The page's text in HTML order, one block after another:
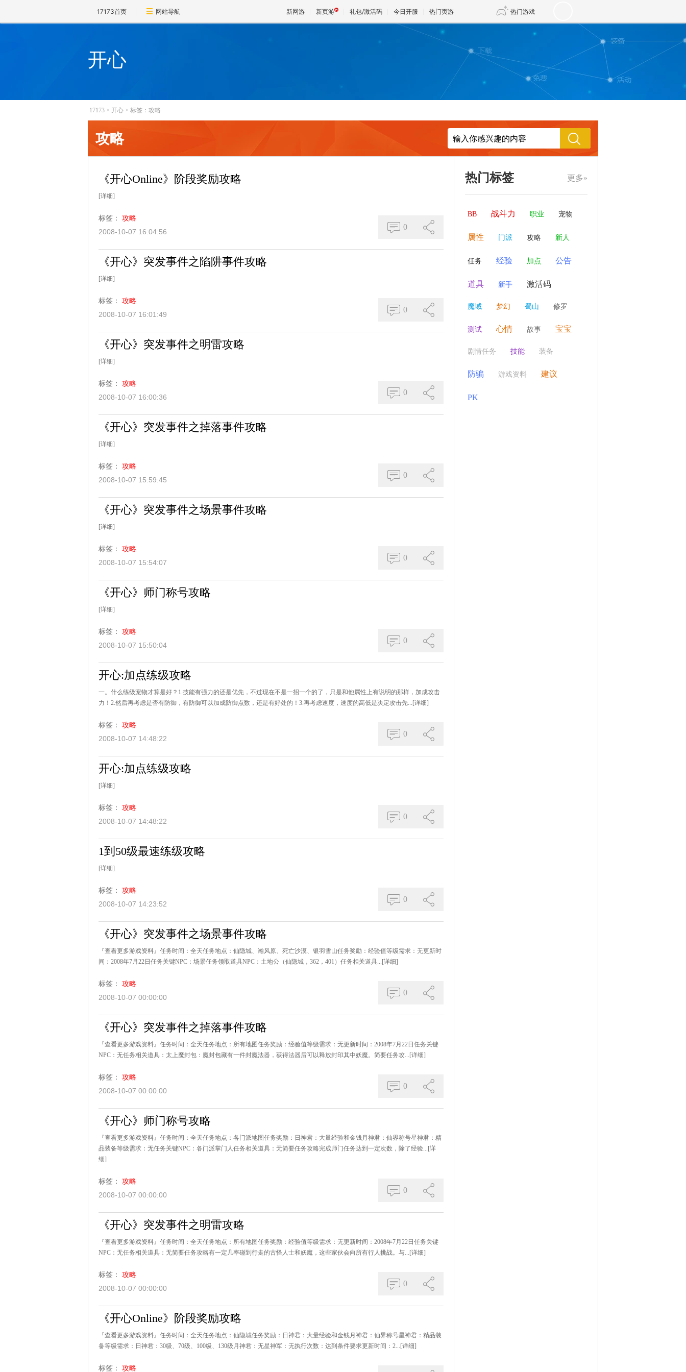
17173首页 网站导航 新网游 新页游 礼包/激活码 今日开服 热门页游 热门游戏
DNF 传奇4
天堂
王权与自由 诛仙世界 新仙侠5
开心
17173 > 开心 > 标签：攻略
攻略
《开心Online》阶段奖励攻略
[详细]
标签： 攻略
2008-10-07 16:04:56
0
《开心》突发事件之陷阱事件攻略
[详细]
标签： 攻略
2008-10-07 16:01:49
0
《开心》突发事件之明雷攻略
[详细]
标签： 攻略
2008-10-07 16:00:36
0
《开心》突发事件之掉落事件攻略
[详细]
标签： 攻略
2008-10-07 15:59:45
0
《开心》突发事件之场景事件攻略
[详细]
标签： 攻略
2008-10-07 15:54:07
0
《开心》师门称号攻略
[详细]
标签： 攻略
2008-10-07 15:50:04
0
开心:加点练级攻略
一。什么练级宠物才算是好？1.技能有强力的还是优先，不过现在不是一招一个的了，只是和他属性上有说明的那样，加成攻击
力！2.然后再考虑是否有防御，有防御可以加成防御点数，还是有好处的！3.再考虑速度，速度的高低是决定攻击先... [详细]
标签： 攻略
2008-10-07 14:48:22
0
开心:加点练级攻略
[详细]
标签： 攻略
2008-10-07 14:48:22
0
1到50级最速练级攻略
[详细]
标签： 攻略
2008-10-07 14:23:52
0
《开心》突发事件之场景事件攻略
『查看更多游戏资料』任务时间：全天任务地点：仙隐城、瀚风原、死亡沙漠、银羽雪山任务奖励：经验值等级需求：无更新时
间：2008年7月22日任务关键NPC：场景任务领取道具NPC：土地公（仙隐城，362，401）任务相关道具... [详细]
标签： 攻略
2008-10-07 00:00:00
0
《开心》突发事件之掉落事件攻略
『查看更多游戏资料』任务时间：全天任务地点：所有地图任务奖励：经验值等级需求：无更新时间：2008年7月22日任务关键
NPC：无任务相关道具：太上魔封包：魔封包藏有一件封魔法器，获得法器后可以释放封印其中妖魔。简要任务攻... [详细]
标签： 攻略
2008-10-07 00:00:00
0
《开心》师门称号攻略
『查看更多游戏资料』任务时间：全天任务地点：各门派地图任务奖励：日神君：大量经验和金钱月神君：仙界称号星神君：精
品装备等级需求：无任务关键NPC：各门派掌门人任务相关道具：无简要任务攻略完成师门任务达到一定次数，除了经验... [详
细]
标签： 攻略
2008-10-07 00:00:00
0
《开心》突发事件之明雷攻略
『查看更多游戏资料』任务时间：全天任务地点：所有地图任务奖励：经验值等级需求：无更新时间：2008年7月22日任务关键
NPC：无任务相关道具：无简要任务攻略有一定几率碰到行走的古怪人士和妖魔，这些家伙会向所有行人挑战。与... [详细]
标签： 攻略
2008-10-07 00:00:00
0
《开心Online》阶段奖励攻略
『查看更多游戏资料』任务时间：全天任务地点：仙隐城任务奖励：日神君：大量经验和金钱月神君：仙界称号星神君：精品装
备等级需求：日神君：30级、70级、100级、130级月神君：无星神军：无执行次数：达到条件要求更新时间：2... [详细]
标签： 攻略
更多»
热门标签
BB 战斗力 职业 宠物
属性 门派 攻略 新人
任务 经验 加点 公告
道具 新手 激活码
魔域 梦幻 蜀山 修罗
测试 心情 故事 宝宝
剧情任务 技能 装备
防骗 游戏资料 建议
PK